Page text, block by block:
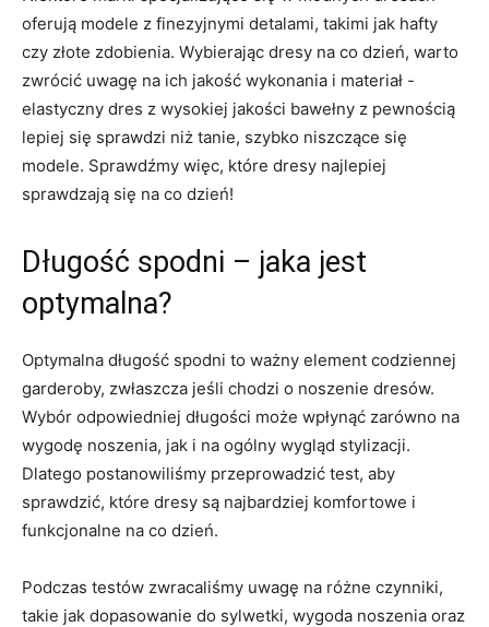
oferują modele ‍z finezyjnymi detalami, ​takimi jak hafty
czy złote zdobienia. Wybierając dresy na co dzień, ‌warto‌
zwrócić uwagę na ich jakość wykonania i materiał⁢ -​
elastyczny⁤ dres z wysokiej jakości bawełny z pewnością
⁤lepiej się sprawdzi ⁢niż tanie, szybko niszczące się
modele. Sprawdźmy więc, które⁢ dresy najlepiej
sprawdzają się na co dzień!
Długość spodni ​– jaka jest
optymalna?
Optymalna‍ długość spodni to ważny⁢ element​ codziennej
garderoby,‍ zwłaszcza ‍jeśli ‍chodzi o noszenie dresów.
Wybór odpowiedniej długości może wpłynąć zarówno na
wygodę noszenia,⁣ jak i na ogólny wygląd stylizacji.
Dlatego postanowiliśmy przeprowadzić test, ⁢aby
sprawdzić, które dresy są najbardziej komfortowe i
funkcjonalne‍ na​ co dzień.
Podczas⁣ testów zwracaliśmy uwagę na różne czynniki,
takie jak dopasowanie do sylwetki, wygoda noszenia oraz